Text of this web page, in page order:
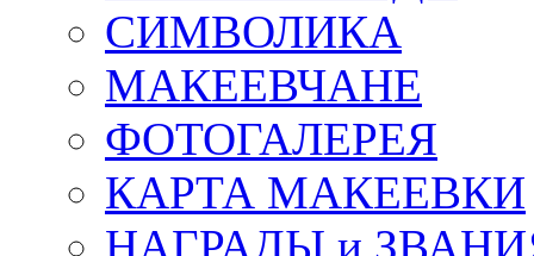
СИМВОЛИКА
МАКЕЕВЧАНЕ
ФОТОГАЛЕРЕЯ
КАРТА МАКЕЕВКИ
НАГРАДЫ и